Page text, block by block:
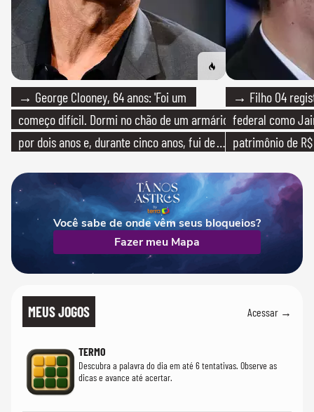
→ George Clooney, 64 anos: 'Foi um
começo difícil. Dormi no chão de um armário
por dois anos e, durante cinco anos, fui de
→ Filho 04
federal como
patrimônio de
Você sabe de onde vêm seus bloqueios?
Fazer meu Mapa
MEUS JOGOS Acessar →
TERMO
Descubra a palavra do dia em até 6 tentativas. Observe as
dicas e avance até acertar.